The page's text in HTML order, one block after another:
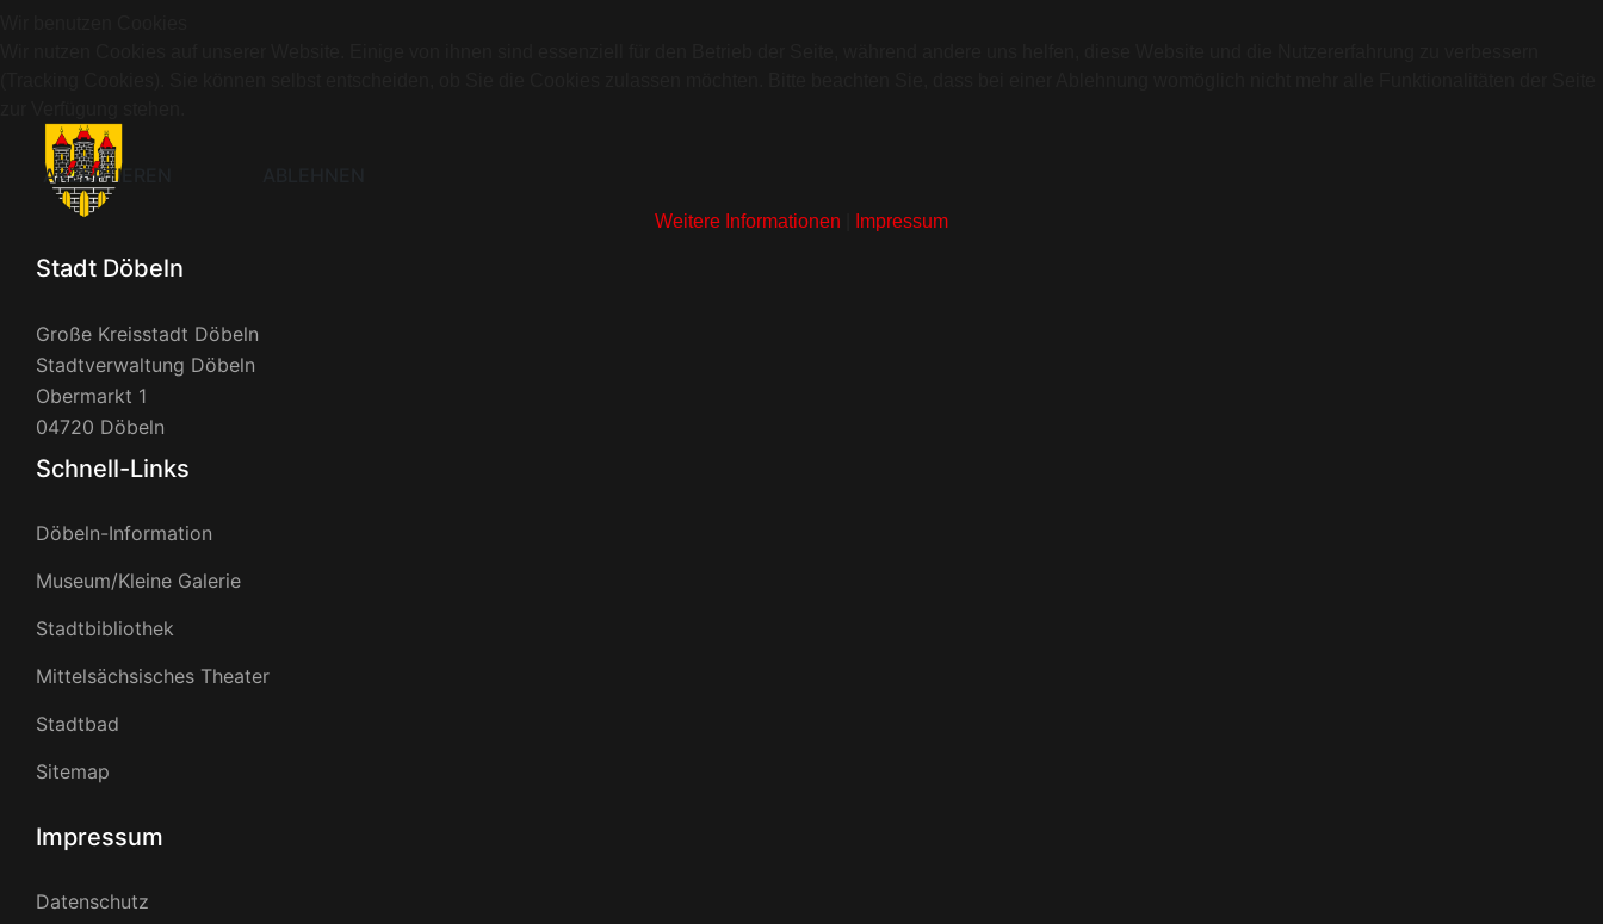
Stadt Döbeln
Große Kreisstadt Döbeln
Stadtverwaltung Döbeln
Obermarkt 1
04720 Döbeln
Schnell-Links
Döbeln-Information
Museum/Kleine Galerie
Stadtbibliothek
Mittelsächsisches Theater
Stadtbad
Sitemap
Impressum
Datenschutz
AKZEPTIEREN
Weitere Informationen Impressum